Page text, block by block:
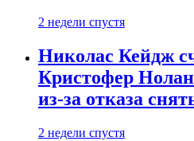
2 недели спустя
Николас Кейдж
Кристофер Нолан
из-за отказа
2 недели спустя